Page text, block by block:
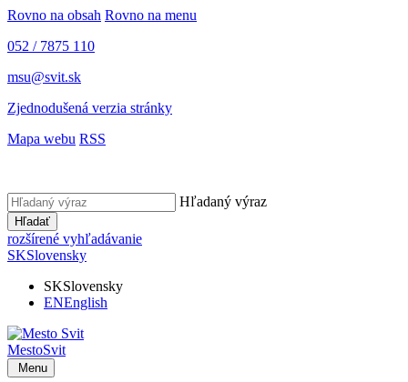
Rovno na obsah Rovno na menu
052 / 7875 110
msu@svit.sk
Zjednodušená verzia stránky
Mapa webu RSS
Hľadaný výraz
Hľadať
rozšírené vyhľadávanie
SKSlovensky
SKSlovensky
ENEnglish
MestoSvit
Menu